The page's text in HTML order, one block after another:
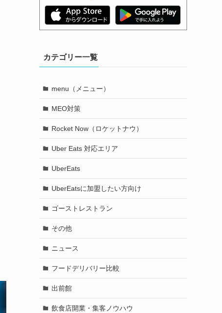
カテゴリー一覧
menu（メニュー）
MEO対策
Rocket Now（ロケットナウ）
Uber Eats 対応エリア
UberEats
UberEatsに加盟したい方向け
ゴーストレストラン
その他
ニュース
フードデリバリー比較
出前館
飲食店開業・集客ノウハウ